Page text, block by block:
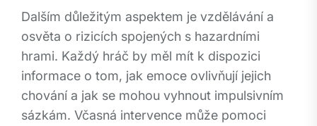
Dalším důležitým aspektem je vzdělávání a
osvěta o rizicích spojených s hazardními
hrami. Každý hráč by měl mít k dispozici
informace o tom, jak emoce ovlivňují jejich
chování a jak se mohou vyhnout impulsivním
sázkám. Včasná intervence může pomoci